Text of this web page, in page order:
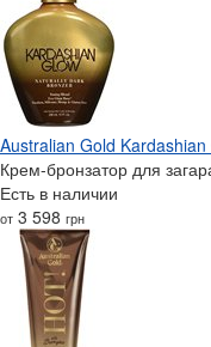
Australian Gold
Крем-бронзатор для
Есть в наличии
от 3 598 грн